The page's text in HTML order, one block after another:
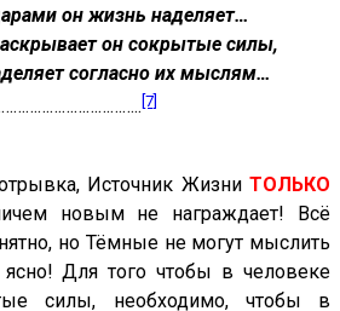
он жизнь наделяет…
он сокрытые силы,
согласно их мыслям…
[7]
Источник Жизни ТОЛЬКО
новым не награждает! Всё
но Тёмные не могут мыслить
Для того чтобы в человеке
силы, необходимо, чтобы в